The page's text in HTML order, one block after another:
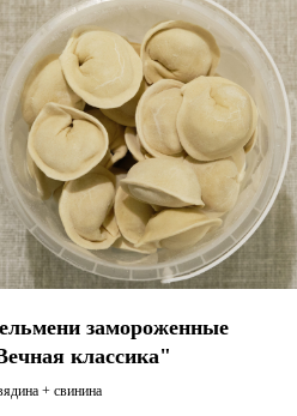
замороженные
классика"
+ свинина